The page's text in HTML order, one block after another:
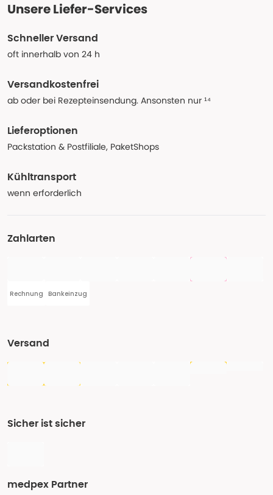
Unsere Liefer-Services
Schneller Versand
oft innerhalb von 24 h
Versandkostenfrei
ab oder bei Rezepteinsendung. Ansonsten nur ¹⁴
Lieferoptionen
Packstation & Postfiliale, PaketShops
Kühltransport
wenn erforderlich
Zahlarten
Rechnung Bankeinzug
Versand
Sicher ist sicher
medpex Partner